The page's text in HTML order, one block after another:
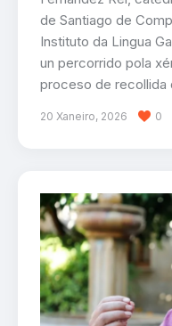
de Santiago de
Instituto da Lingua
un percorrido pola
proceso de
20 Xaneiro, 2026 0